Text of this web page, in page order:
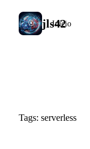
jls42
Início
Tags: serverless